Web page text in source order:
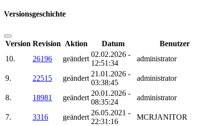
Versionsgeschichte
Version Revision Aktion Datum
Benutzer
10.
26196 geändert
02.02.2026 -
12:51:34
administrator
9. 22515 geändert
21.01.2026 -
03:38:45
administrator
8. 18981 geändert
20.01.2026 -
08:35:24
administrator
7. 3316 geändert
26.05.2021 -
22:31:16
MCRJANITOR